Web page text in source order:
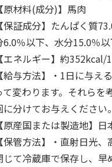
【原材料(成分)】馬肉
【保証成分】たんぱく質
6.0％以下、水分15.0％
【エネルギー】約352kcal/
【給与方法】・1日に与え
て変わります。それら
に分けてお与えください。
【原産国または製造地】日
【保管方法】・直射日光
じて冷蔵庫で保存し、早